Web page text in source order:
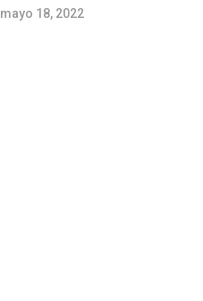
mayo 18, 2022